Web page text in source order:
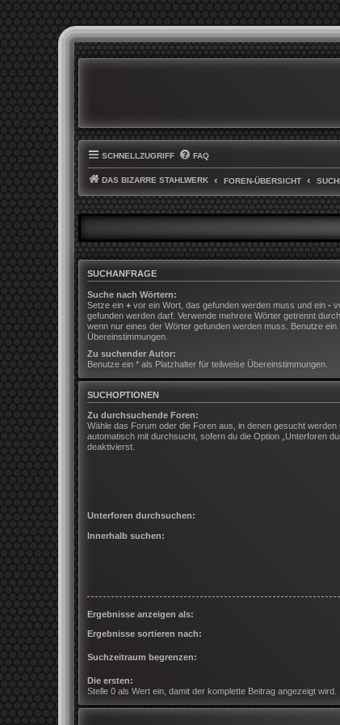
SCHNELLZUGRIFF FAQ
DAS BIZARRE STAHLWERK FOREN-ÜBERSICHT
SUCHANFRAGE
Suche nach Wörtern:
Setze ein + vor ein Wort, das gefunden werden muss und ein -
gefunden werden darf. Verwende mehrere Wörter getrennt durch
wenn nur eines der Wörter gefunden werden muss. Benutze ein
Übereinstimmungen.
Zu suchender Autor:
Benutze ein * als Platzhalter für teilweise Übereinstimmungen.
SUCHOPTIONEN
Zu durchsuchende Foren:
Wähle das Forum oder die Foren aus, in denen gesucht
automatisch mit durchsucht, sofern du die Option „Unterforen
deaktivierst.
Unterforen durchsuchen:
Innerhalb suchen:
Ergebnisse anzeigen als:
Ergebnisse sortieren nach:
Suchzeitraum begrenzen:
Die ersten:
Stelle 0 als Wert ein, damit der komplette Beitrag angezeigt wird.